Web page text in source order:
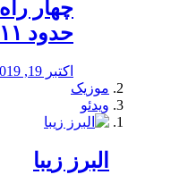
چهار
حدود ۱۳۱۱ه ش
اکتبر 19, 2019
موزیک
ویدئو
البرز زیبا